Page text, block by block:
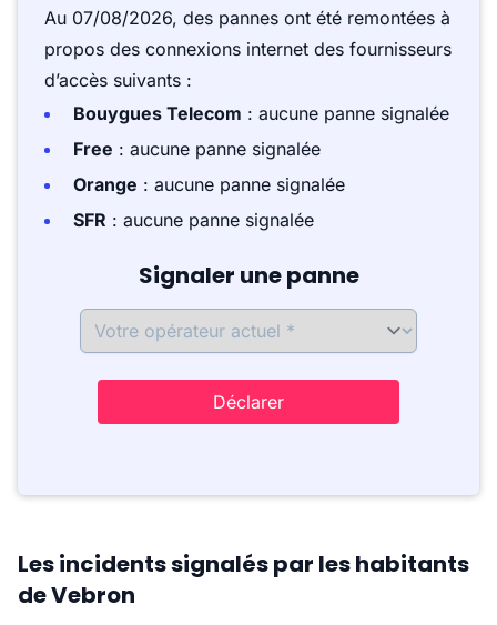
Au 07/08/2026, des pannes ont été remontées à
propos des connexions internet des fournisseurs
d’accès suivants :
Bouygues Telecom : aucune panne signalée
Free : aucune panne signalée
Orange : aucune panne signalée
SFR : aucune panne signalée
Signaler une panne
Déclarer
Les incidents signalés par les habitants
de Vebron